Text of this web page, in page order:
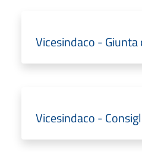
Vicesindaco -
Vicesindaco -